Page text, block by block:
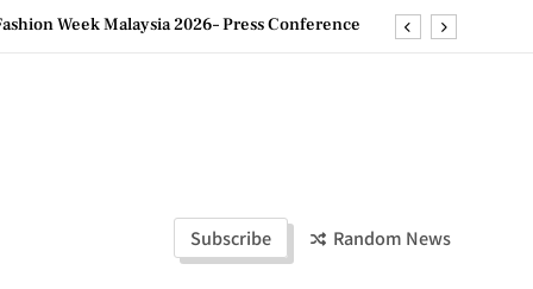
Week Malaysia 2026– Press Conference
Week Malaysia 2026– Press Conference
马来西亚妈妈提供分享剖腹产复原历程的空间
Subscribe Random News